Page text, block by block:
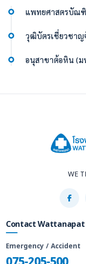
แพทยศาสตรบัณ
วุฒิบัตรเชี่ยวชาญ
อนุสาขาต้อหิน (ม
WE
Contact Wattanapat
Emergency / Accident